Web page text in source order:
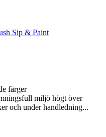
färger
miljö högt över
och under handledning...